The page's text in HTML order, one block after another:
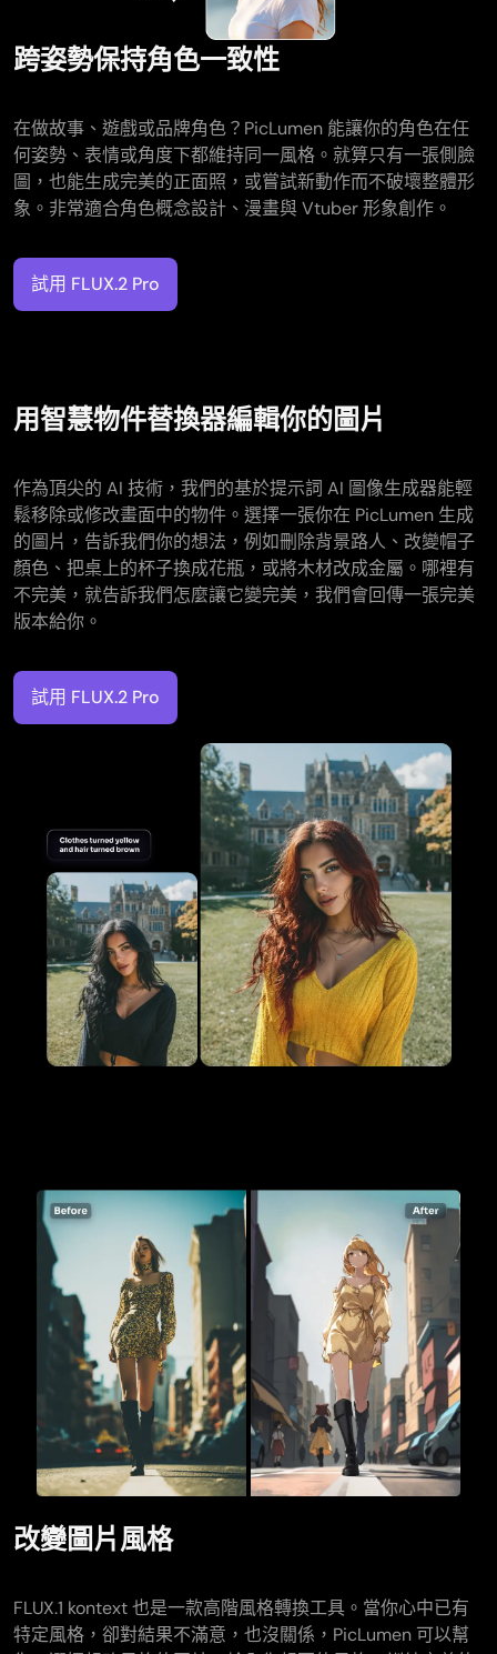
跨姿勢保持角色一致性
在做故事、遊戲或品牌角色？PicLumen 能讓你的角色在任
何姿勢、表情或角度下都維持同一風格。就算只有一張側臉
圖，也能生成完美的正面照，或嘗試新動作而不破壞整體形
象。非常適合角色概念設計、漫畫與 Vtuber 形象創作。
試用 FLUX.2 Pro
用智慧物件替換器編輯你的圖片
作為頂尖的 AI 技術，我們的基於提示詞 AI 圖像生成器能輕
鬆移除或修改畫面中的物件。選擇一張你在 PicLumen 生成
的圖片，告訴我們你的想法，例如刪除背景路人、改變帽子
顏色、把桌上的杯子換成花瓶，或將木材改成金屬。哪裡有
不完美，就告訴我們怎麼讓它變完美，我們會回傳一張完美
版本給你。
試用 FLUX.2 Pro
改變圖片風格
FLUX.1 kontext 也是一款高階風格轉換工具。當你心中已有
特定風格，卻對結果不滿意，也沒關係，PicLumen 可以幫